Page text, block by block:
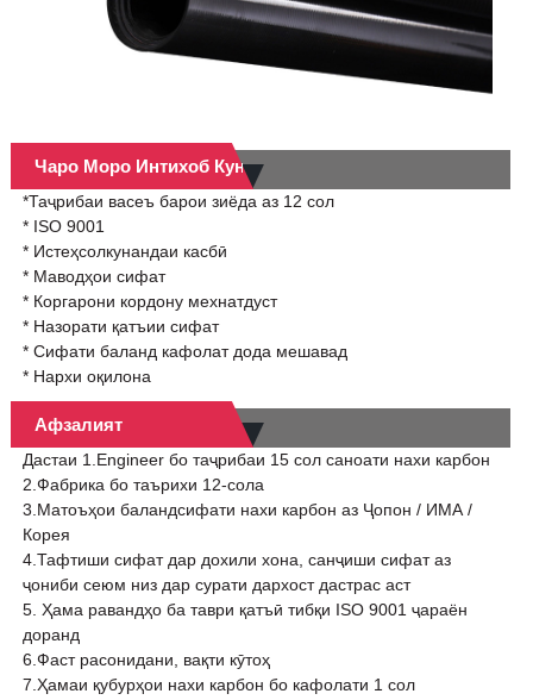
Чаро Моро Интихоб Кунед
*Таҷрибаи васеъ барои зиёда аз 12 сол
* ISO 9001
* Истеҳсолкунандаи касбӣ
* Маводҳои сифат
* Коргарони кордону мехнатдуст
* Назорати қатъии сифат
* Сифати баланд кафолат дода мешавад
* Нархи оқилона
Афзалият
Дастаи 1.Engineer бо таҷрибаи 15 сол саноати нахи карбон
2.Фабрика бо таърихи 12-сола
3.Матоъҳои баландсифати нахи карбон аз Ҷопон / ИМА /
Корея
4.Тафтиши сифат дар дохили хона, санҷиши сифат аз
ҷониби сеюм низ дар сурати дархост дастрас аст
5. Ҳама равандҳо ба таври қатъӣ тибқи ISO 9001 ҷараён
доранд
6.Фаст расонидани, вақти кӯтоҳ
7.Ҳамаи қубурҳои нахи карбон бо кафолати 1 сол